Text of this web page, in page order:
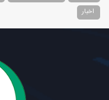
اخبار